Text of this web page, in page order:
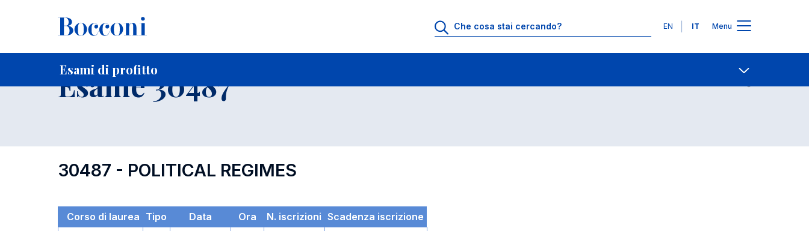
Lingue
EN IT Menu
Esami di profitto
Home Per studenti iscritti Contatti
Esame 30487
30487 - POLITICAL REGIMES
Corso di laurea Tipo Data Ora N. iscrizioni Scadenza iscrizione